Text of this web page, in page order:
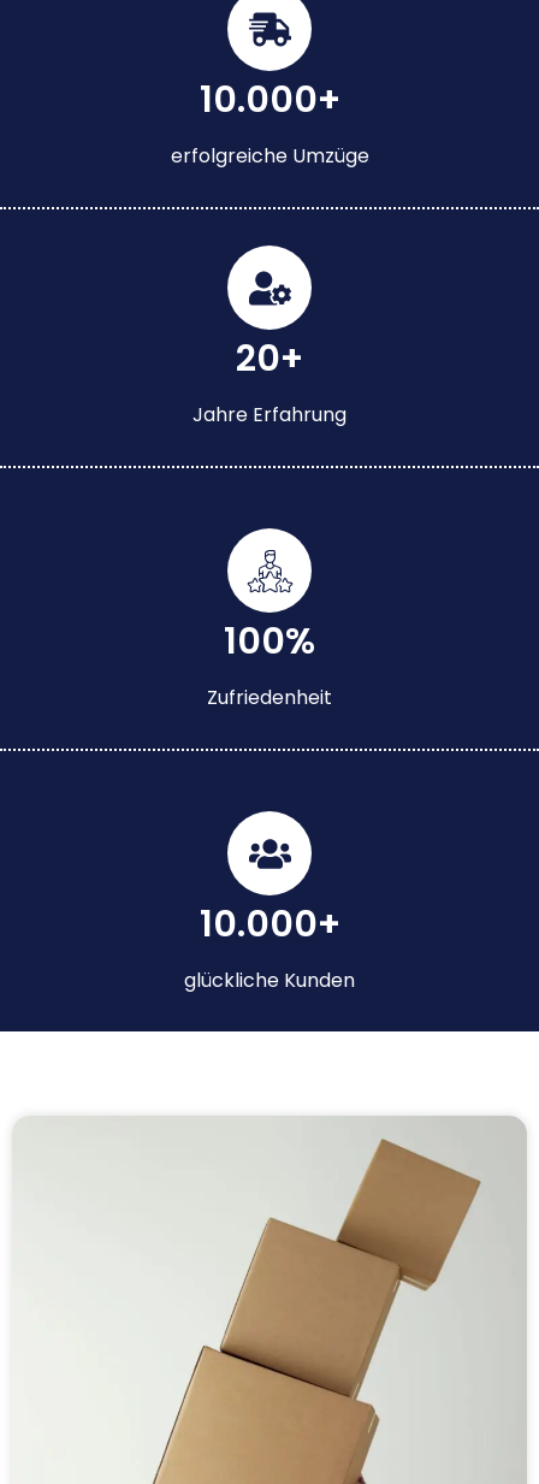
10.000+
erfolgreiche Umzüge
20+
Jahre Erfahrung
100%
Zufriedenheit
10.000+
glückliche Kunden